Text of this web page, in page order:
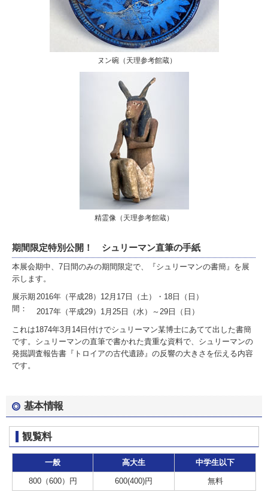
ヌン碗（天理参考館蔵）
精霊像（天理参考館蔵）
期間限定特別公開！ シュリーマン直筆の手紙
本展会期中、7日間のみの期間限定で、『シュリーマンの書簡』を展
示します。
展示期
間：
2016年（平成28）12月17日（土）・18日（日）
2017年（平成29）1月25日（水）～29日（日）
これは1874年3月14日付けでシュリーマン某博士にあてて出した書簡
です。シュリーマンの直筆で書かれた貴重な資料で、シュリーマンの
発掘調査報告書『トロイアの古代遺跡』の反響の大きさを伝える内容
です。
基本情報
観覧料
一般 高大生 中学生以下
800（600）円 600(400)円 無料